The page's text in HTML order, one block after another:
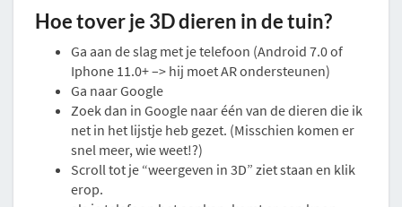
Hoe tover je 3D dieren in de tuin?
Ga aan de slag met je telefoon (Android 7.0 of
Iphone 11.0+ –> hij moet AR ondersteunen)
Ga naar Google
Zoek dan in Google naar één van de dieren die ik
net in het lijstje heb gezet. (Misschien komen er
snel meer, wie weet!?)
Scroll tot je “weergeven in 3D” ziet staan en klik
erop.